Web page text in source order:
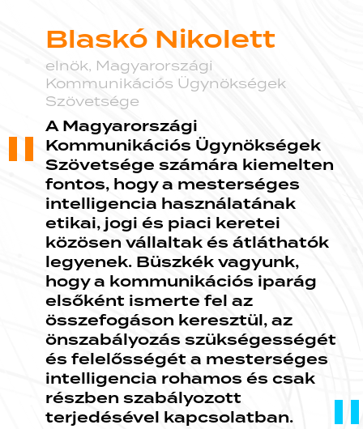
Blaskó Nikolett
elnök, Magyarországi
Kommunikációs Ügynökségek
Szövetsége
A Magyarországi
Kommunikációs Ügynökségek
Szövetsége számára kiemelten
fontos, hogy a mesterséges
intelligencia használatának
etikai, jogi és piaci keretei
közösen vállaltak és átláthatók
legyenek. Büszkék vagyunk,
hogy a kommunikációs iparág
elsőként ismerte fel az
összefogáson keresztül, az
önszabályozás szükségességét
és felelősségét a mesterséges
intelligencia rohamos és csak
részben szabályozott
terjedésével kapcsolatban.